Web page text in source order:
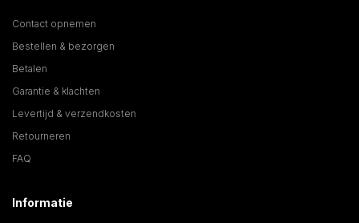
Contact opnemen
Bestellen & bezorgen
Betalen
Garantie & klachten
Levertijd & verzendkosten
Retourneren
FAQ
Informatie